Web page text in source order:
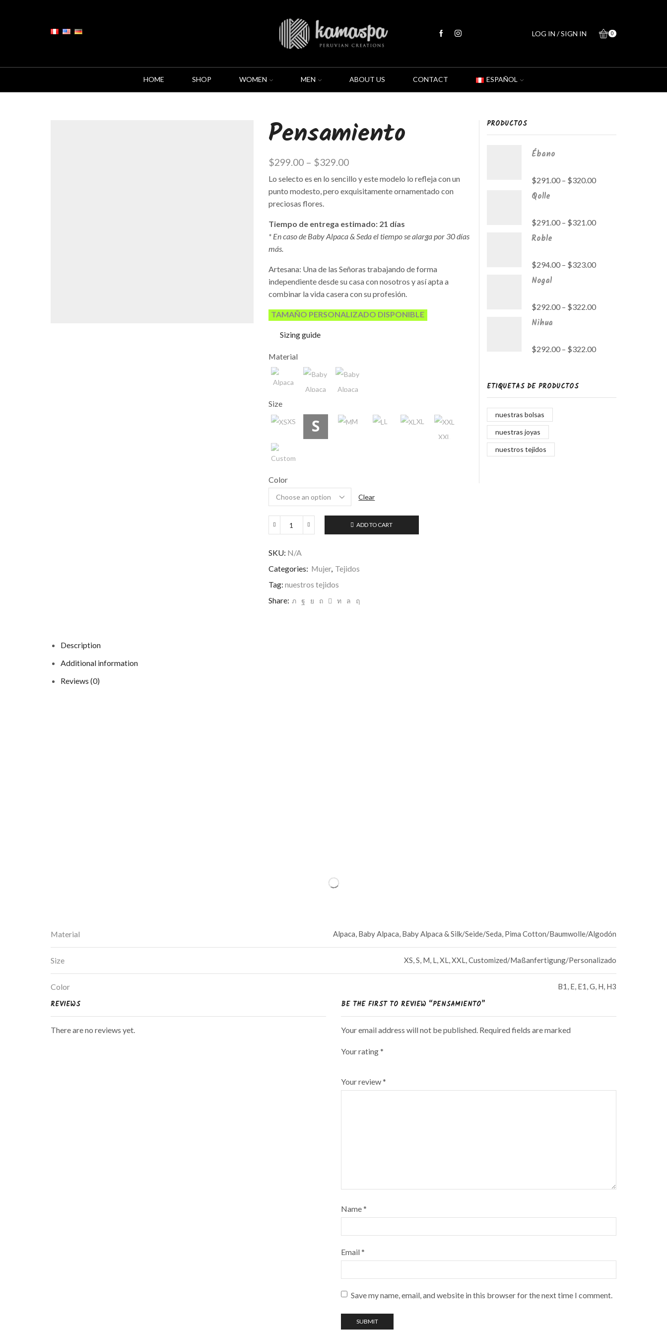
LOG IN / SIGN IN 0
HOME SHOP WOMEN MEN ABOUT US CONTACT ESPAÑOL
Pensamiento
$299.00– $329.00
Lo selecto es en lo sencillo y este modelo lo refleja con un
punto modesto, pero exquisitamente ornamentado con
preciosas flores.
Tiempo de entrega estimado: 21 días
* En caso de Baby Alpaca & Seda el tiempo se alarga por 30 días
más.
Artesana: Una de las Señoras trabajando de forma
independiente desde su casa con nosotros y así apta a
combinar la vida casera con su profesión.
TAMAÑO PERSONALIZADO DISPONIBLE
Sizing guide
Material
Alpaca
Size
XS M L
XL
XXL
Color
Clear
Pensamiento
ADD TO CART
SKU: N/A
Categories: Mujer, Tejidos
Tag: nuestros tejidos
Share:
PRODUCTOS
Ébano
$291.00– $320.00
Qolle
$291.00– $321.00
Roble
$294.00– $323.00
Nogal
$292.00– $322.00
Nihua
$292.00– $322.00
ETIQUETAS DE PRODUCTOS
nuestras bolsas
nuestras joyas
nuestros tejidos
Description
Additional information
Reviews (0)
Material Alpaca, Baby Alpaca, Baby Alpaca & Silk/Seide/Seda, Pima Cotton/Baumwolle/Algodón
Size XS, S, M, L, XL, XXL, Customized/Maßanfertigung/Personalizado
Color B1, E, E1, G, H, H3
REVIEWS
There are no reviews yet.
BE THE FIRST TO REVIEW “PENSAMIENTO”
Your email address will not be published. Required fields are marked
Your rating*
Your review*
Name*
Email*
Save my name, email, and website in this browser for the next time I comment.